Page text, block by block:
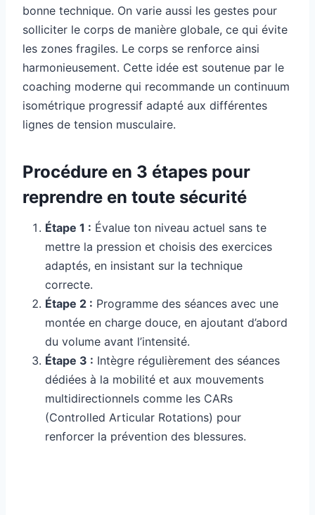
bonne technique. On varie aussi les gestes pour
solliciter le corps de manière globale, ce qui évite
les zones fragiles. Le corps se renforce ainsi
harmonieusement. Cette idée est soutenue par le
coaching moderne qui recommande un continuum
isométrique progressif adapté aux différentes
lignes de tension musculaire.
Procédure en 3 étapes pour
reprendre en toute sécurité
Étape 1 : Évalue ton niveau actuel sans te
mettre la pression et choisis des exercices
adaptés, en insistant sur la technique
correcte.
Étape 2 : Programme des séances avec une
montée en charge douce, en ajoutant d’abord
du volume avant l’intensité.
Étape 3 : Intègre régulièrement des séances
dédiées à la mobilité et aux mouvements
multidirectionnels comme les CARs
(Controlled Articular Rotations) pour
renforcer la prévention des blessures.